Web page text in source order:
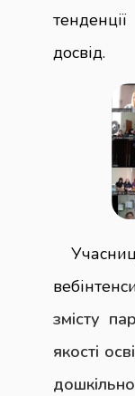
досвід.
змісту
якості